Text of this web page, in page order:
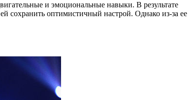
и эмоциональные навыки. В результате
оптимистичный настрой. Однако из-за ее